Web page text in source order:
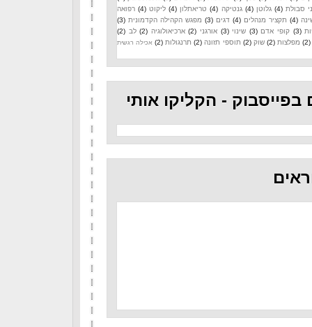
סבולת (4) גלוטן (4) גנטיקה (4) טריאתלון (4) ליקוט (4) רפואה
(4) תקציר מנהלים (4) דגים (3) מפגש הקהילה הקדמונית (3)
(3) קופי אדם (3) שינוי (3) אורגני (2) ארכיאולוגיה (2) לב (2)
(2) מפלצות (2) שוק (2) תוספי תזונה (2) תרנגולות (2) אכילה רגשית
בפייסבוק - הקליקו אותי